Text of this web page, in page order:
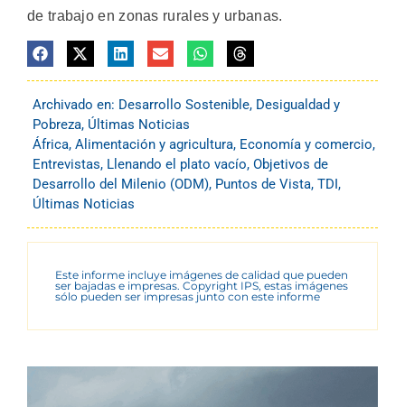
de trabajo en zonas rurales y urbanas.
Archivado en: Desarrollo Sostenible, Desigualdad y
Pobreza, Últimas Noticias
África, Alimentación y agricultura, Economía y comercio,
Entrevistas, Llenando el plato vacío, Objetivos de
Desarrollo del Milenio (ODM), Puntos de Vista, TDI,
Últimas Noticias
Este informe incluye imágenes de calidad que pueden
ser bajadas e impresas. Copyright IPS, estas imágenes
sólo pueden ser impresas junto con este informe